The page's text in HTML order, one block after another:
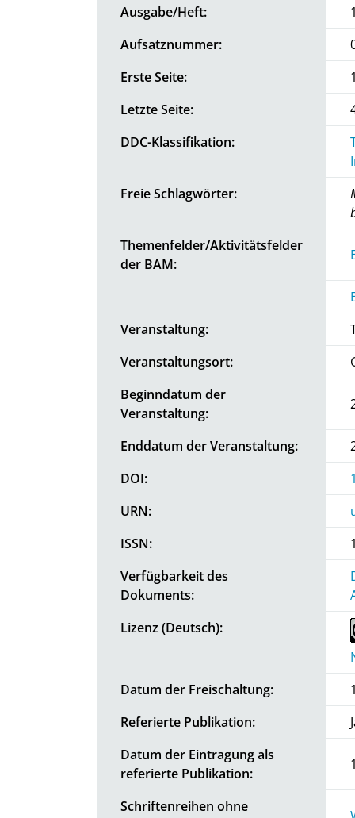
Ausgabe/Heft:
Aufsatznummer:
Erste Seite:
Letzte Seite:
DDC-Klassifikation:
Freie Schlagwörter:
Themenfelder/Aktivitätsfelder
der BAM:
Veranstaltung:
Veranstaltungsort:
Beginndatum der
Veranstaltung:
Enddatum der Veranstaltung:
DOI:
URN:
ISSN:
Verfügbarkeit des
Dokuments:
Lizenz (Deutsch):
Datum der Freischaltung:
Referierte Publikation:
Datum der Eintragung als
referierte Publikation:
Schriftenreihen ohne